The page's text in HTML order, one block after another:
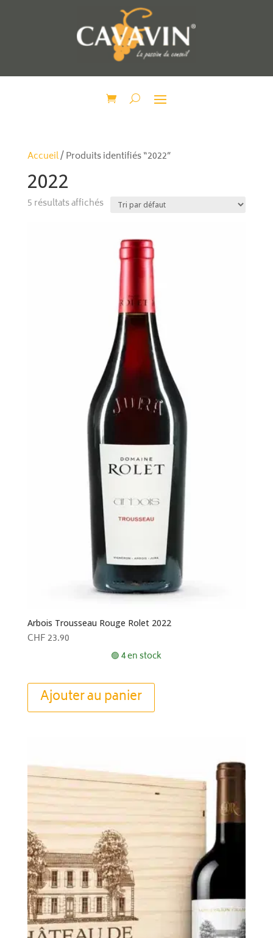
Accueil/ Produits identifiés “2022”
2022
5 résultats affichés
Arbois Trousseau Rouge Rolet 2022
CHF23.90
🟢 4 en stock
Ajouter au panier